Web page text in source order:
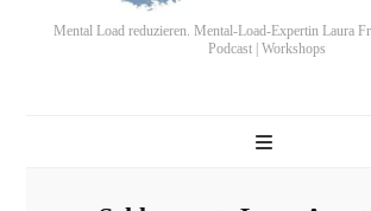
Mental Load reduzieren. Mental-Load-Expertin Laura
Podcast | Workshops